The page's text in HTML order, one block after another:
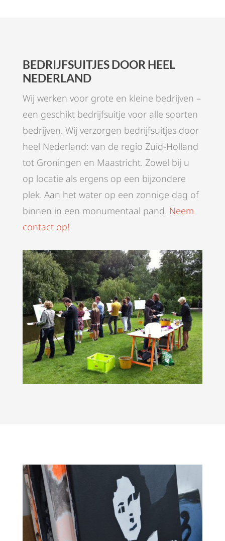
BEDRIJFSUITJES DOOR HEEL
NEDERLAND
Wij werken voor grote en kleine bedrijven –
een geschikt bedrijfsuitje voor alle soorten
bedrijven. Wij verzorgen bedrijfsuitjes door
heel Nederland: van de regio Zuid-Holland
tot Groningen en Maastricht. Zowel bij u
op locatie als ergens op een bijzondere
plek. Aan het water op een zonnige dag of
binnen in een monumentaal pand. Neem
contact op!